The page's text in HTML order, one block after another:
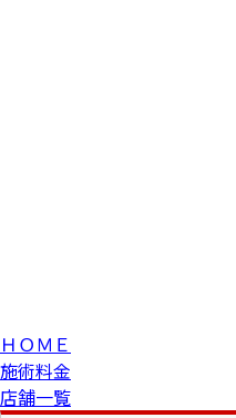
ＨＯＭＥ
施術料金
店舗一覧